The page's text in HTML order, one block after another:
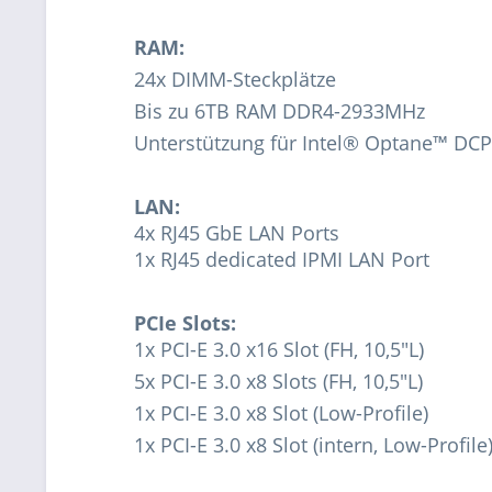
RAM:
24x DIMM-Steckplätze
Bis zu 6TB RAM DDR4-2933MHz
Unterstützung für Intel® Optane™
LAN:
4x RJ45 GbE LAN Ports
1x RJ45 dedicated IPMI LAN Port
PCIe Slots:
1x PCI-E 3.0 x16 Slot (FH, 10,5"L)
5x PCI-E 3.0 x8 Slots (FH, 10,5"L)
1x PCI-E 3.0 x8 Slot (Low-Profile)
1x PCI-E 3.0 x8 Slot (intern, Low-Profile)